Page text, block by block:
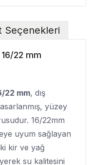
Seçenekleri
16/22 mm
22 mm, dış
yüzey
16/22mm
uyum sağlayan
kir ve yağ
su kalitesini